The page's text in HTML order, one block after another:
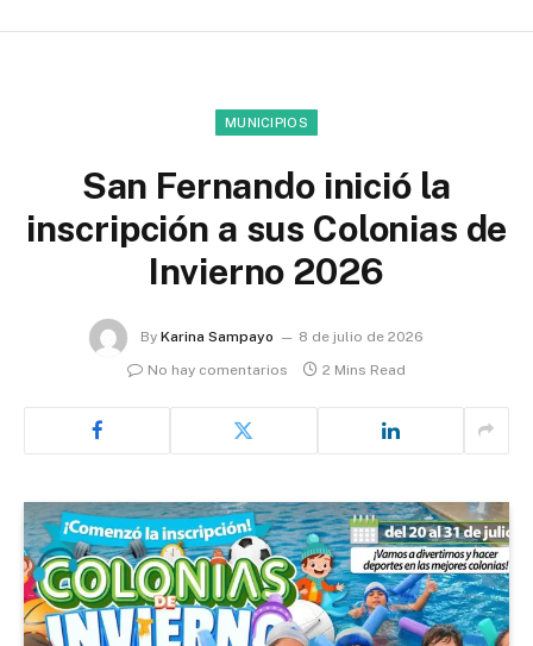
MUNICIPIOS
San Fernando inició la
inscripción a sus Colonias de
Invierno 2026
By Karina Sampayo
8 de julio de 2026
No hay comentarios
2 Mins Read